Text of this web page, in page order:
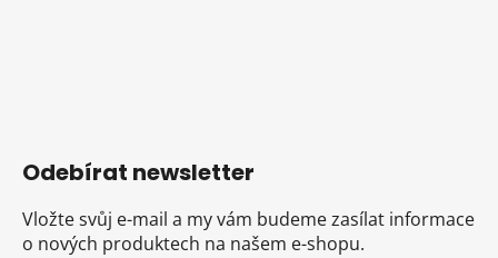
Odebírat newsletter
Vložte svůj e-mail a my vám budeme zasílat informace
o nových produktech na našem e-shopu.